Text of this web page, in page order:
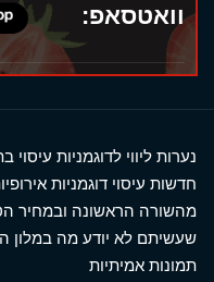
וואטסאפ:
חדשות עיסוי דוגמניות
מהשורה הראשונה ובמחיר
שעשיתם לא יודע מה במלון
תמונות אמיתיות